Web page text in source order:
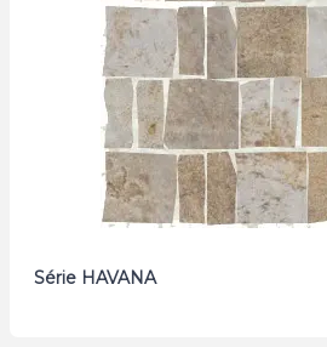
Série HAVANA